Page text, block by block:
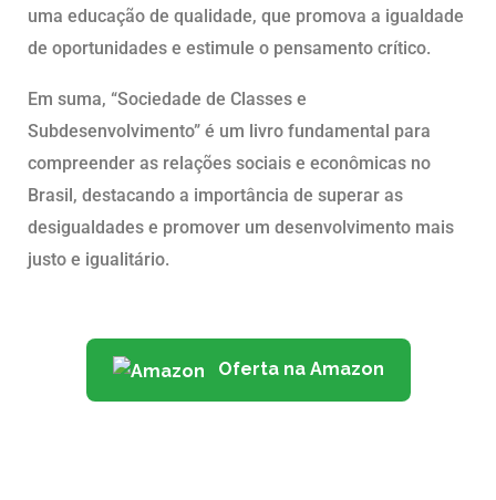
uma educação de qualidade, que promova a igualdade
de oportunidades e estimule o pensamento crítico.
Em suma, “Sociedade de Classes e
Subdesenvolvimento” é um livro fundamental para
compreender as relações sociais e econômicas no
Brasil, destacando a importância de superar as
desigualdades e promover um desenvolvimento mais
justo e igualitário.
Oferta na Amazon